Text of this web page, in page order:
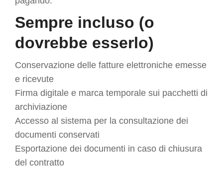
Sempre incluso (o
dovrebbe esserlo)
Conservazione delle fatture elettroniche emesse
e ricevute
Firma digitale e marca temporale sui pacchetti di
archiviazione
Accesso al sistema per la consultazione dei
documenti conservati
Esportazione dei documenti in caso di chiusura
del contratto